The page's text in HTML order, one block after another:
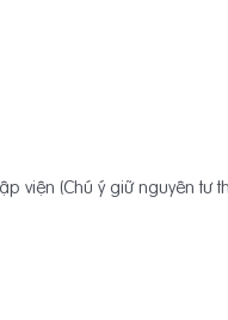
viện (Chú ý giữ nguyên tư